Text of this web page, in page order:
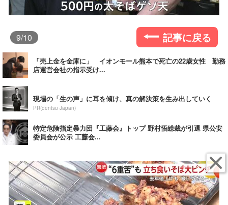
9/10 記事に戻る
「売上金を金庫に」 イオンモール熊本で死亡の22歳女性 勤務
店運営会社の指示受け...
現場の「生の声」に耳を傾け、真の解決策を生み出していく
PR(dentsu Japan)
特定危険指定暴力団『工藤会』トップ 野村悟総裁が引退 県公安
委員会が公示 工藤会...